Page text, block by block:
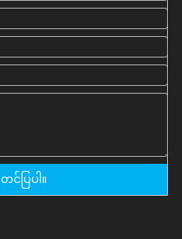
တင်ပြပါ။